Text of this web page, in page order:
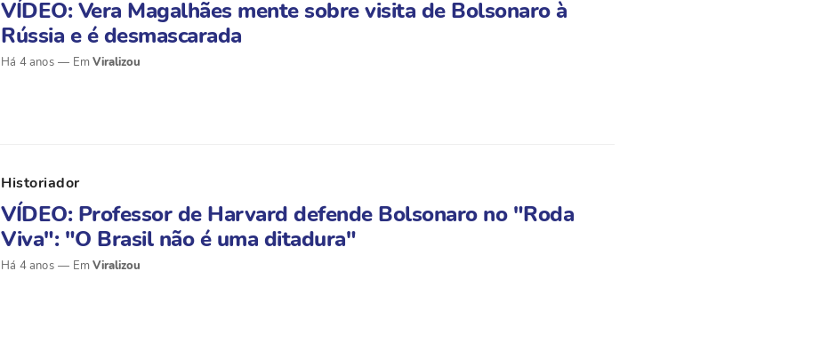
VÍDEO: Vera Magalhães mente sobre visita de Bolsonaro à
Rússia e é desmascarada
Há 4 anos Viralizou
Historiador
VÍDEO: Professor de Harvard defende Bolsonaro no "Roda
Viva": "O Brasil não é uma ditadura"
Há 4 anos Viralizou